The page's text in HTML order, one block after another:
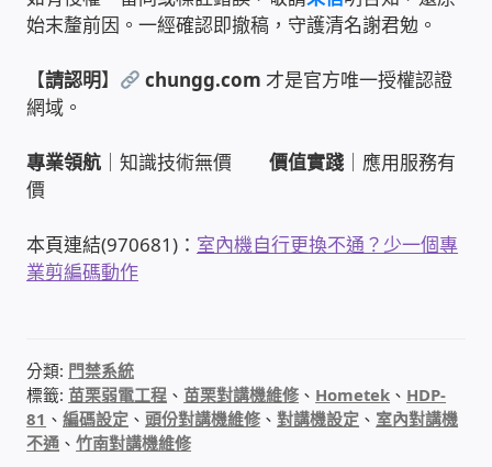
PHP程式設計
網路 工具 軟體 手冊
監視器安裝維修
監視器租賃方案
昇銳電子(HI SHARP)智慧科技
鎧鋒企業(KCA)智能監視系統
始末釐前因。一經確認即撤稿，守護清名謝君勉。
【請認明】 chungg.com 才是官方唯一授權認證
網域。
專業領航 ｜知識技術無價價值實踐 ｜應用服務有
價
本頁連結(970681)： 室內機自行更換不通？少一個專
業剪編碼動作
分類: 門禁系統
標籤: 苗栗弱電工程 、 苗栗對講機維修 、 Hometek 、 HDP-
81 、編碼設定 、頭份對講機維修 、對講機設定 、 室內對講機
不通 、竹南對講機維修